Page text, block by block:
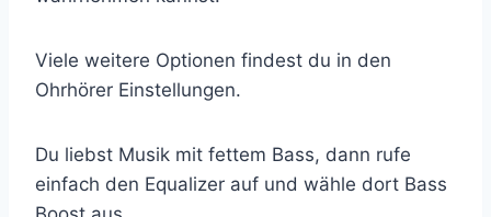
Viele weitere Optionen findest du in den
Ohrhörer Einstellungen.
Du liebst Musik mit fettem Bass, dann rufe
einfach den Equalizer auf und wähle dort Bass